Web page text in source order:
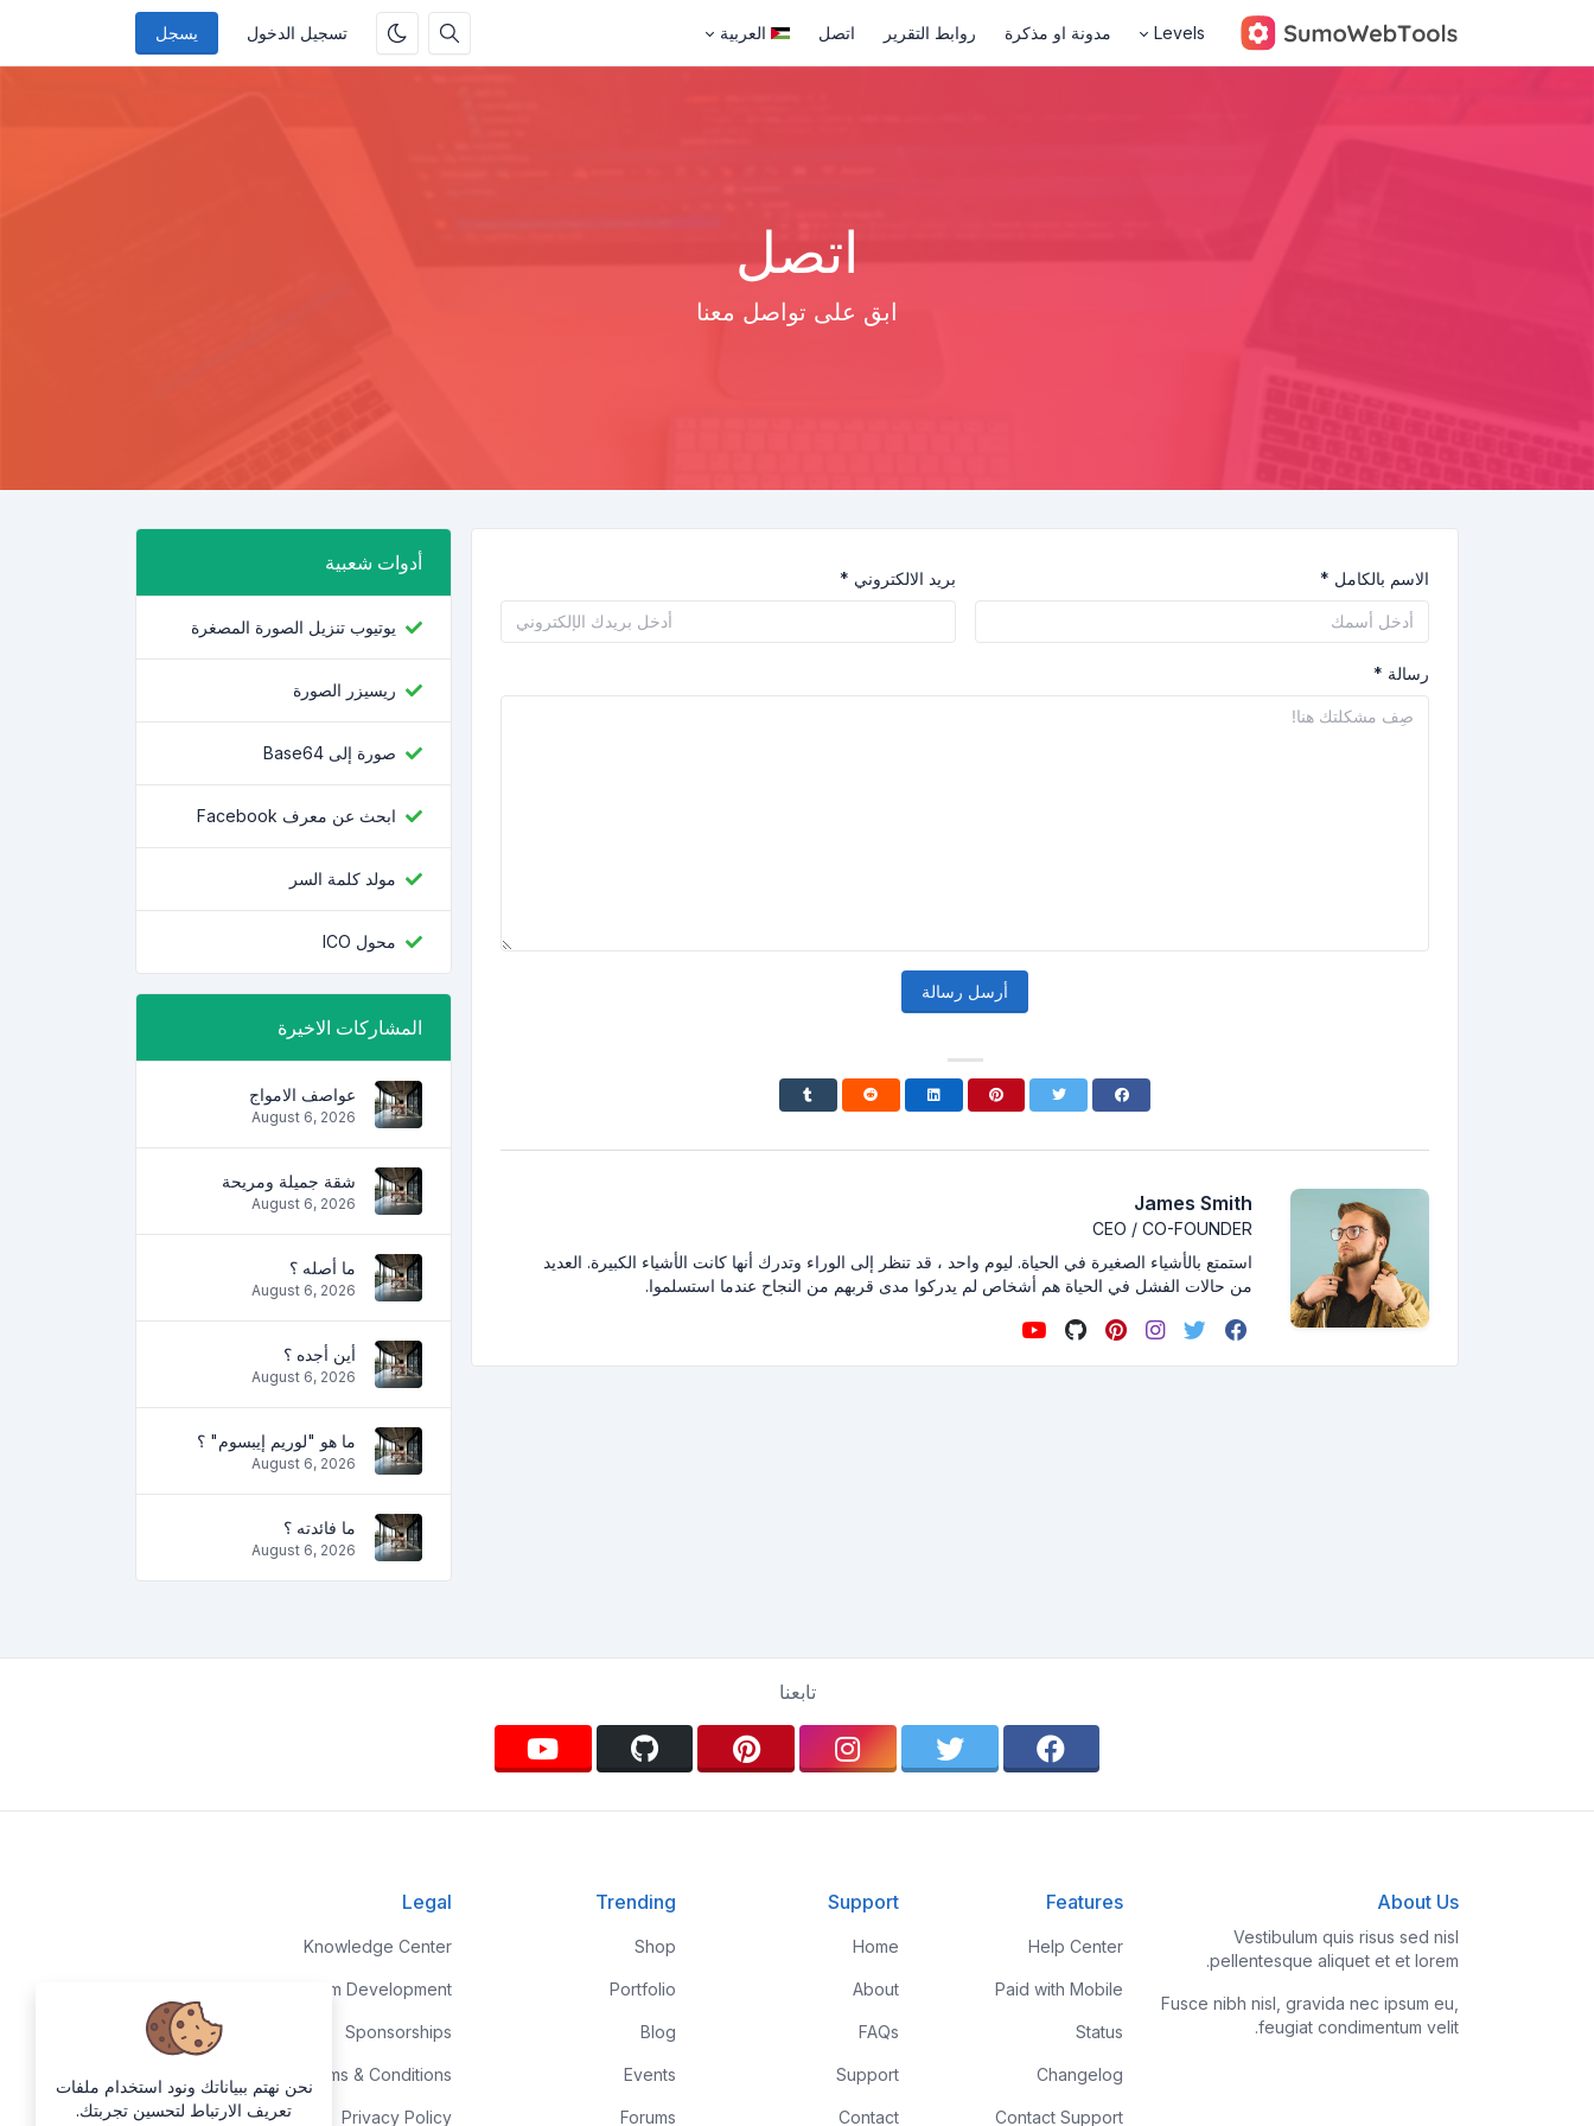
تسجيل الدخول يسجل Levels مدونة او مذكرة روابط التقرير اتصل العربية
اتصل
ابق على تواصل معنا
الاسم بالكامل * بريد الالكتروني *
رسالة *
أرسل رسالة
James Smith
CEO / CO-FOUNDER
استمتع بالأشياء الصغيرة في الحياة. ليوم واحد ، قد تنظر إلى الوراء وتدرك أنها كانت الأشياء الكبيرة. العديد
من حالات الفشل في الحياة هم أشخاص لم يدركوا مدى قربهم من النجاح عندما استسلموا.
أدوات شعبية
يوتيوب تنزيل الصورة المصغرة
ريسيزر الصورة
صورة إلى Base64
ابحث عن معرف Facebook
مولد كلمة السر
محول ICO
المشاركات الاخيرة
عواصف الامواج
August 6, 2026
شقة جميلة ومريحة
August 6, 2026
ما أصله ؟
August 6, 2026
أين أجده ؟
August 6, 2026
ما هو "لوريم إيبسوم" ؟
August 6, 2026
ما فائدته ؟
August 6, 2026
تابعنا
About Us
Vestibulum quis risus sed nisl
pellentesque aliquet et et lorem.
Fusce nibh nisl, gravida nec ipsum eu,
feugiat condimentum velit.
Features
Help Center
Paid with Mobile
Status
Changelog
Contact Support
Support
Home
About
FAQs
Support
Contact
Trending
Shop
Portfolio
Blog
Events
Forums
Legal
Knowledge Center
Custom Development
Sponsorships
Terms & Conditions
Privacy Policy
نحن نهتم ببياناتك ونود استخدام ملفات
تعريف الارتباط لتحسين تجربتك.